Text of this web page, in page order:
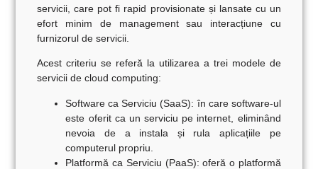
servicii, care pot fi rapid provisionate și lansate cu un
efort minim de management sau interacțiune cu
furnizorul de servicii.
Acest criteriu se referă la utilizarea a trei modele de
servicii de cloud computing:
Software ca Serviciu (SaaS): în care software-ul
este oferit ca un serviciu pe internet, eliminând
nevoia de a instala și rula aplicațiile pe
computerul propriu.
Platformă ca Serviciu (PaaS): oferă o platformă